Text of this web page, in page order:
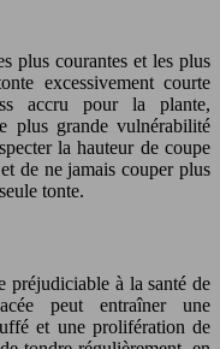
plus courantes et les plus
excessivement courte
accru pour la plante,
plus grande vulnérabilité
la hauteur de coupe
de ne jamais couper plus
tonte.
préjudiciable à la santé de
peut entraîner une
et une prolifération de